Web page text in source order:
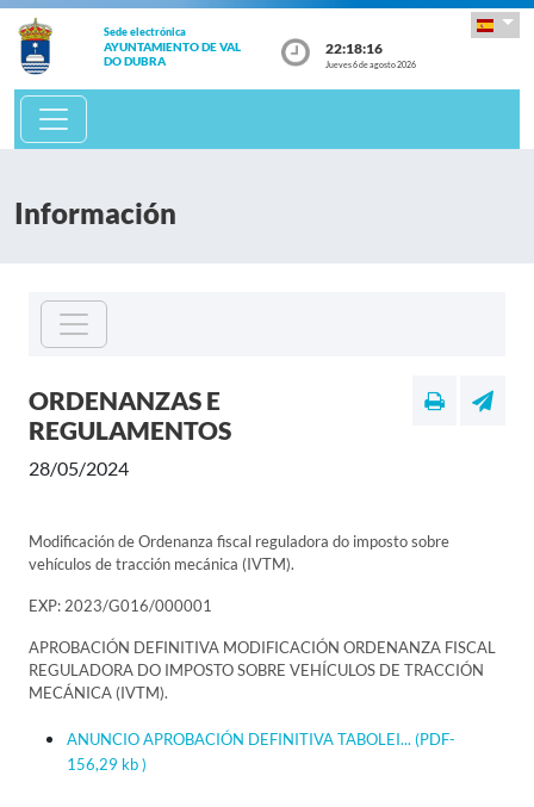
Sede electrónica
AYUNTAMIENTO DE VAL
DO DUBRA
22:18:16
Jueves 6 de agosto 2026
Información
ORDENANZAS E
REGULAMENTOS
28/05/2024
Modificación de Ordenanza fiscal reguladora do imposto sobre
vehículos de tracción mecánica (IVTM).
EXP: 2023/G016/000001
APROBACIÓN DEFINITIVA MODIFICACIÓN ORDENANZA FISCAL
REGULADORA DO IMPOSTO SOBRE VEHÍCULOS DE TRACCIÓN
MECÁNICA (IVTM).
ANUNCIO APROBACIÓN DEFINITIVA TABOLEI... (PDF-
156,29 kb )